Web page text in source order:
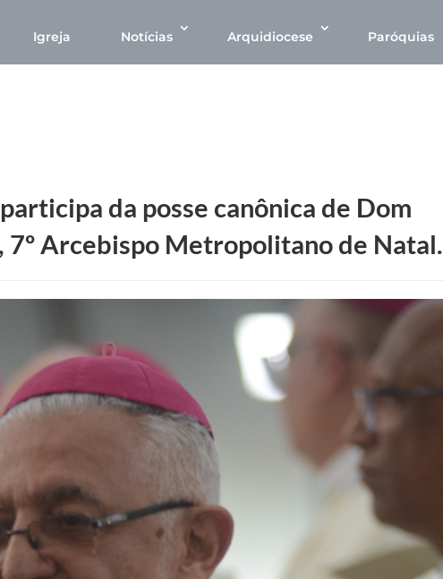
Igreja Notícias Arquidiocese Paróquias
da posse canônica de Dom
7º Arcebispo Metropolitano de Natal.